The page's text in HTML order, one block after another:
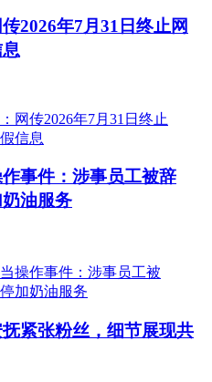
2026年7月31日终止网
事件：涉事员工被辞
油服务
紧张粉丝，细节展现共